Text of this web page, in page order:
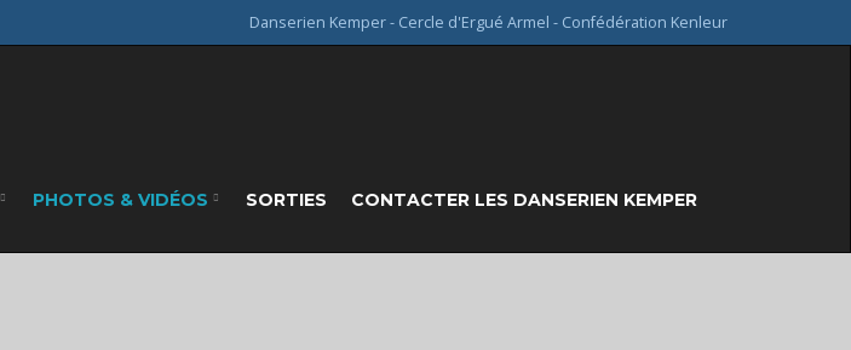
Danserien Kemper - Cercle d'Ergué Armel - Confédération Kenleur
PHOTOS & VIDÉOS SORTIES CONTACTER LES DANSERIEN KEMPER